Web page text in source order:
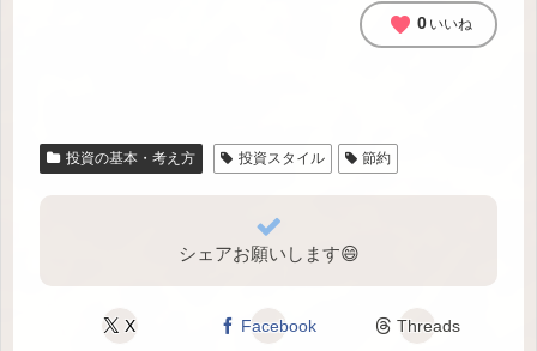
favorite 0 いいね
投資の基本・考え方 投資スタイル 節約
シェアお願いします😄
X Facebook Threads